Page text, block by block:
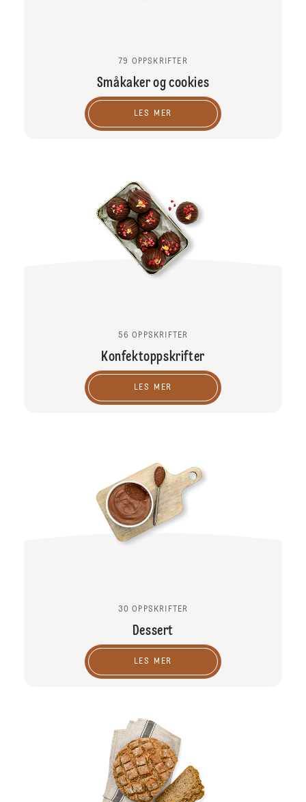
79 OPPSKRIFTER
Småkaker og cookies
LES MER
56 OPPSKRIFTER
Konfektoppskrifter
LES MER
30 OPPSKRIFTER
Dessert
LES MER